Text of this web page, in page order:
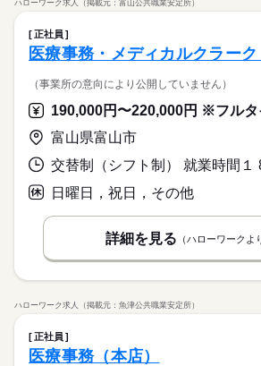
ハローワーク求人（掲載元：富山公共職業安定所）
正社員
医療事務・メディカルクラー
（事業所の意向により公開していません）
富山県富山市
日曜日，祝日，その他
詳細を見る （ハローワークよ
ハローワーク求人（掲載元：魚津公共職業安定所）
正社員
医療事務（本店）